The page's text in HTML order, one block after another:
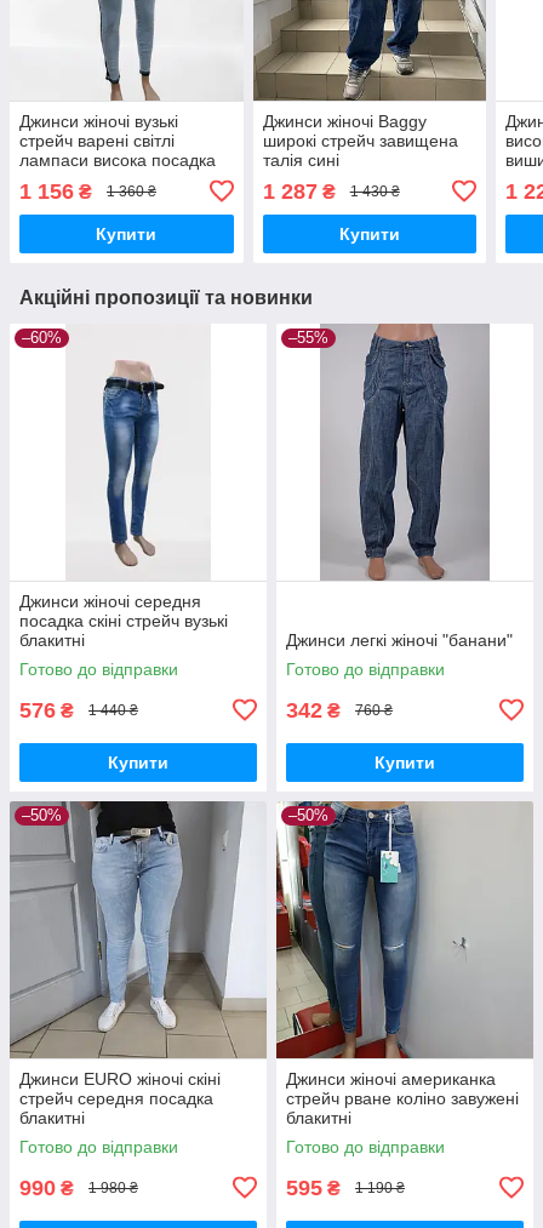
Джинси жіночі вузькі
стрейч варені світлі
лампаси висока посадка
1 156 ₴ 1 360 ₴
Купити
Джинси жіночі Baggy
широкі стрейч завищена
талія сині
1 287₴ 1 430 ₴
Купити
1
Акційні пропозиції та новинки
–60%
Джинси жіночі середня
посадка скіні стрейч вузькі
блакитні
Готово до відправки
576 ₴ 1 440 ₴
Купити
–55%
Джинси легкі жіночі "банани"
Готово до відправки
342 ₴ 760 ₴
Купити
–50%
Джинси EURO жіночі скіні
стрейч середня посадка
блакитні
Готово до відправки
990 ₴ 1 980 ₴
–50%
Джинси жіночі американка
стрейч рване коліно завужені
блакитні
Готово до відправки
595 ₴ 1 190 ₴